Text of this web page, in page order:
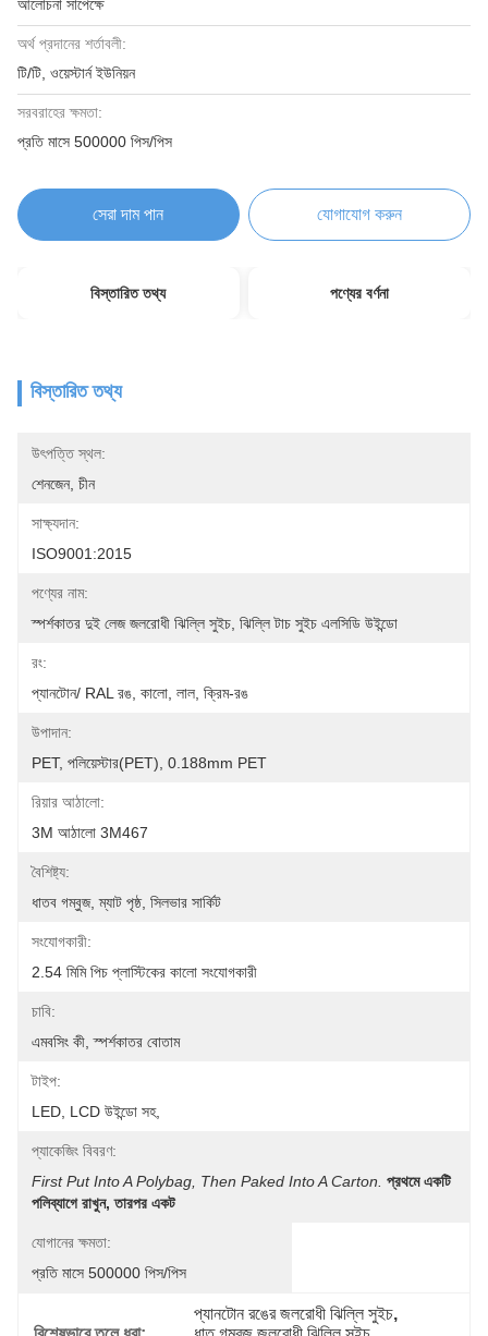
আলোচনা সাপেক্ষে
অর্থ প্রদানের শর্তাবলী:
টি/টি, ওয়েস্টার্ন ইউনিয়ন
সরবরাহের ক্ষমতা:
প্রতি মাসে 500000 পিস/পিস
সেরা দাম পান যোগাযোগ করুন
বিস্তারিত তথ্য পণ্যের বর্ণনা
বিস্তারিত তথ্য
উৎপত্তি স্থল:
শেনজেন, চীন
সাক্ষ্যদান:
ISO9001:2015
পণ্যের নাম:
স্পর্শকাতর দুই লেজ জলরোধী ঝিল্লি সুইচ, ঝিল্লি টাচ সুইচ এলসিডি উইন্ডো
রং:
প্যানটোন/ RAL রঙ, কালো, লাল, ক্রিম-রঙ
উপাদান:
PET, পলিয়েস্টার(PET), 0.188mm PET
রিয়ার আঠালো:
3M আঠালো 3M467
বৈশিষ্ট্য:
ধাতব গম্বুজ, ম্যাট পৃষ্ঠ, সিলভার সার্কিট
সংযোগকারী:
2.54 মিমি পিচ প্লাস্টিকের কালো সংযোগকারী
চাবি:
এমবসিং কী, স্পর্শকাতর বোতাম
টাইপ:
LED, LCD উইন্ডো সহ,
প্যাকেজিং বিবরণ:
First Put Into A Polybag, Then Paked Into A Carton. প্রথমে একটি
পলিব্যাগে রাখুন, তারপর একট
যোগানের ক্ষমতা:
প্রতি মাসে 500000 পিস/পিস
প্যানটোন রঙের জলরোধী ঝিল্লি সুইচ,